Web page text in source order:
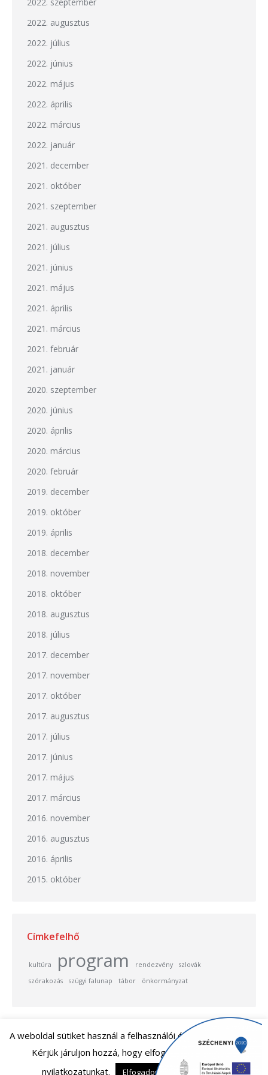
2022. szeptember
2022. augusztus
2022. július
2022. június
2022. május
2022. április
2022. március
2022. január
2021. december
2021. október
2021. szeptember
2021. augusztus
2021. július
2021. június
2021. május
2021. április
2021. március
2021. február
2021. január
2020. szeptember
2020. június
2020. április
2020. március
2020. február
2019. december
2019. október
2019. április
2018. december
2018. november
2018. október
2018. augusztus
2018. július
2017. december
2017. november
2017. október
2017. augusztus
2017. július
2017. június
2017. május
2017. március
2016. november
2016. augusztus
2016. április
2015. október
Címkefelhő
kultúra program rendezvény
szlovák
szórakozás
szügyi falunap tábor önkormányzat
A weboldal sütiket használ a felhasználói élmény javításához.
Kérjük járuljon hozzá, hogy elfogadja adatvédelmi
nyilatkozatunkat.
Elfogadom Elutasítom